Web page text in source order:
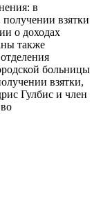
в
взятки
о доходах
также
больницы
взятки,
Гулбис и член